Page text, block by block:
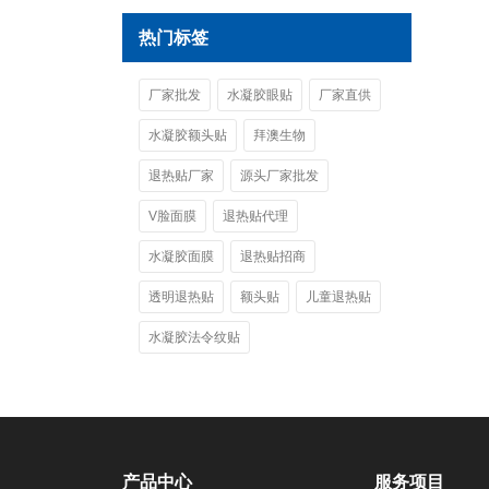
热门标签
厂家批发 水凝胶眼贴 厂家直供
水凝胶额头贴 拜澳生物
退热贴厂家 源头厂家批发
V脸面膜 退热贴代理
水凝胶面膜 退热贴招商
透明退热贴 额头贴 儿童退热贴
水凝胶法令纹贴
产品中心 服务项目